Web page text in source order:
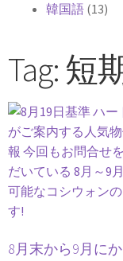
韓国語 (13)
Tag: 短
8月末から9月に